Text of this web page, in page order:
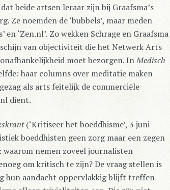
beide artsen leraar zijn bij Graafsma’s
Ze noemden de ‘bubbels’, maar meden
en ‘Zen.nl’. Zo wekken Schrage en Graafsma
van objectiviteit die het Netwerk Arts
moet bezorgen. InMedisch
haar columns over meditatie maken
als arts feitelijk de commerciële
dient.
(‘Kritiseer het boeddhisme’, 3 juni
boeddhisten geen zorg maar een zegen
waarom nemen zoveel journalisten
om kritisch te zijn? De vraag stellen is
hun aandacht oppervlakkig blijft treffen